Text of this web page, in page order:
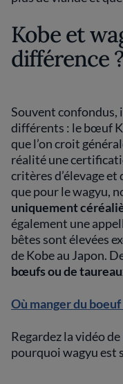
Kobe et
différence ?
Souvent confondus,
différents : le bœuf
que l’on croit
réalité une
critères d’élevage
que pour le wagyu,
uniquement
également une
bêtes sont élevées
de Kobe au Japon.
bœufs ou de
Où manger du
Regardez la vidéo
pourquoi wagyu est